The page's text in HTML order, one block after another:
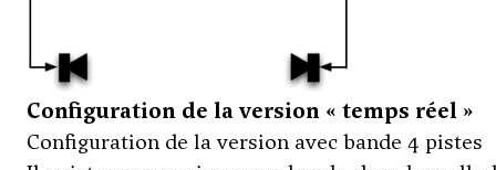
Configuration de la version « temps réel »
Configuration de la version avec bande 4 pistes